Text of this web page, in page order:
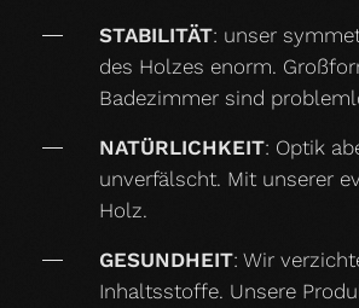
STABILITÄT: unser
des Holzes enorm.
Badezimmer sind
NATÜRLICHKEIT: Optik
unverfälscht. Mit unserer
Holz.
GESUNDHEIT: Wir
Inhaltsstoffe. Unsere